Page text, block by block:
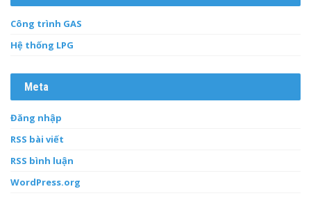
Công trình GAS
Hệ thống LPG
Meta
Đăng nhập
RSS bài viết
RSS bình luận
WordPress.org